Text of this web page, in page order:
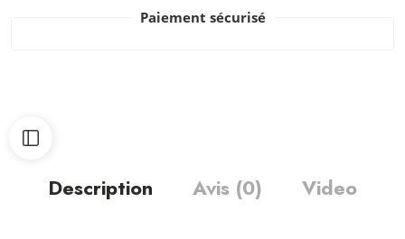
Paiement sécurisé
Description Avis (0) Video